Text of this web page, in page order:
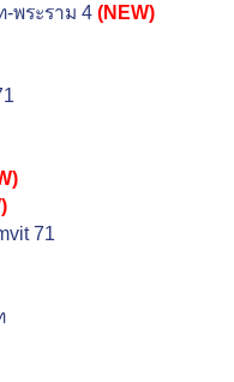
พระราม 4 (NEW)
71